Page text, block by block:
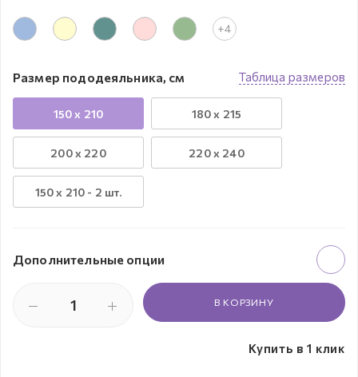
+4
Таблица размеров
Размер пододеяльника, см
150 x 210 180 x 215
200 x 220 220 x 240
150 х 210 - 2 шт.
Дополнительные опции
В КОРЗИНУ
Купить в 1 клик